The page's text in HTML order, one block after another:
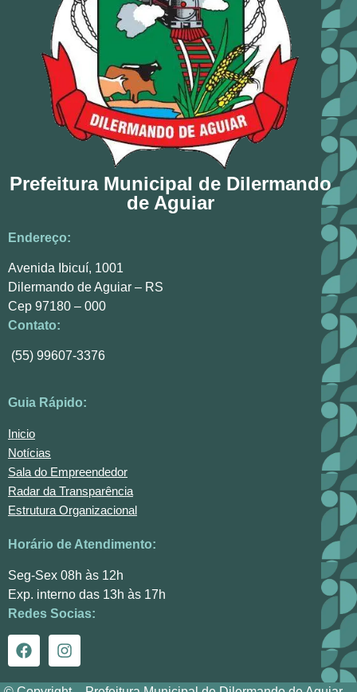
Prefeitura Municipal de Dilermando
de Aguiar
Endereço:
Avenida Ibicuí, 1001
Dilermando de Aguiar – RS
Cep 97180 – 000
Contato:
(55) 99607-3376
Guia Rápido:
Inicio
Notícias
Sala do Empreendedor
Radar da Transparência
Estrutura Organizacional
Horário de Atendimento:
Seg-Sex 08h às 12h
Exp. interno das 13h às 17h
Redes Socias: